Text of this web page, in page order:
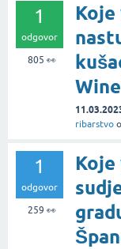
1
odgovor
805 👀
ribarstvo
1
odgovor
259 👀